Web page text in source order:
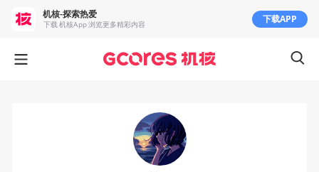
机核-探索热爱
下载 机核App 浏览更多精彩内容 下载APP